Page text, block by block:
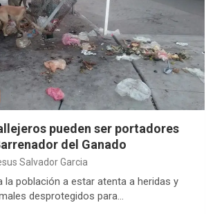
pueden ser portadores
del Ganado
Salvador Garcia
la población a estar atenta a heridas y
desprotegidos para…